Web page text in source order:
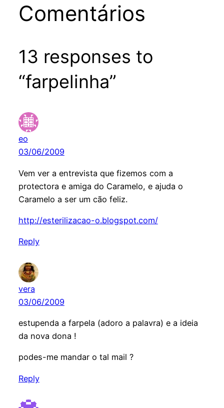
Comentários
13 responses to
“farpelinha”
eo
03/06/2009
Vem ver a entrevista que fizemos com a
protectora e amiga do Caramelo, e ajuda o
Caramelo a ser um cão feliz.
http://esterilizacao-o.blogspot.com/
Reply
vera
03/06/2009
estupenda a farpela (adoro a palavra) e a ideia
da nova dona !
podes-me mandar o tal mail ?
Reply